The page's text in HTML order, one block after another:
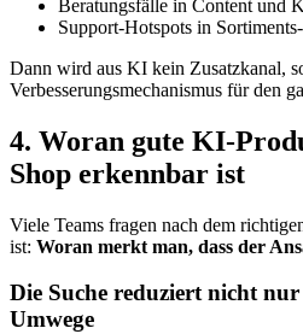
Beratungsfälle in Content und
Support-Hotspots in
Dann wird aus KI kein Zusatzkanal,
Verbesserungsmechanismus für den
4. Woran gute KI-
Shop erkennbar ist
Viele Teams fragen nach dem
ist: Woran merkt man, dass der
Die Suche reduziert nicht
Umwege